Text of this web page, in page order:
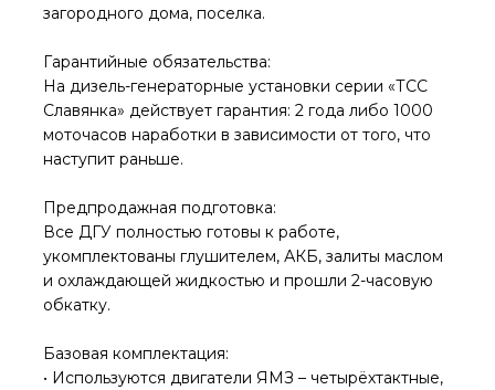
загородного дома, поселка.
Гарантийные обязательства:
На дизель-генераторные установки серии «ТСС
Славянка» действует гарантия: 2 года либо 1000
моточасов наработки в зависимости от того, что
наступит раньше.
Предпродажная подготовка:
Все ДГУ полностью готовы к работе,
укомплектованы глушителем, АКБ, залиты маслом
и охлаждающей жидкостью и прошли 2-часовую
обкатку.
Базовая комплектация:
• Используются двигатели ЯМЗ – четырёхтактные,